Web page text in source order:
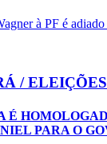
/
É
PARA O